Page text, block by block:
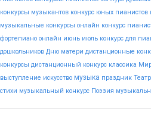
конкурсы музыкантов конкурс юных пианистов
музыкальные конкурсы онлайн конкурс
фортепиано онлайн июнь июль конкурс для
дошкольников Дню матери дистанционные
конкурсы дистанционный конкурс классика
выступление искусство музыка праздник Театр
стихи музыкальный конкурс Поэзия